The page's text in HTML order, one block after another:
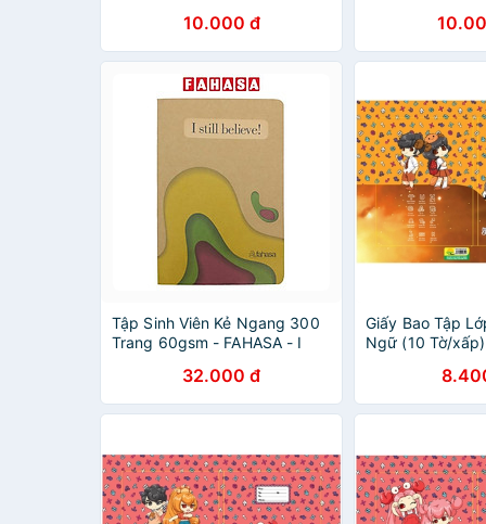
10.000 đ
Tập Sinh Viên Kẻ Ngang 300
Trang 60gsm - FAHASA - I
32.000 đ
Giấy Bao Tập
Ngữ (10 Tờ/